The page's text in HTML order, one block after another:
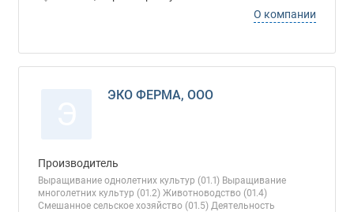
О компании
ЭКО ФЕРМА, ООО
Производитель
Выращивание однолетних культур (01.1) Выращивание
многолетних культур (01.2) Животноводство (01.4)
Смешанное сельское хозяйство (01.5) Деятельность